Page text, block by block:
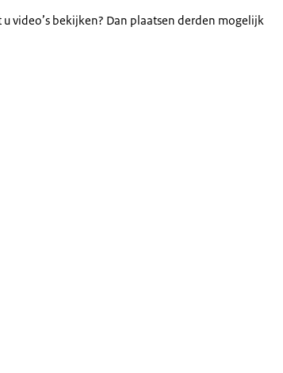
video’s bekijken? Dan plaatsen derden mogelijk